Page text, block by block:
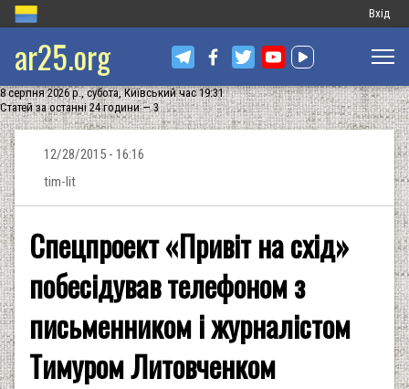
Меню
запису
Вхід
ar25.org
8 серпня 2026 р., субота, Київський час 19:31
Статей за останні 24 години — 3
12/28/2015 - 16:16
tim-lit
Спецпроект «Привіт на схід»
побесідував телефоном з
письменником і журналістом
Тимуром Литовченком